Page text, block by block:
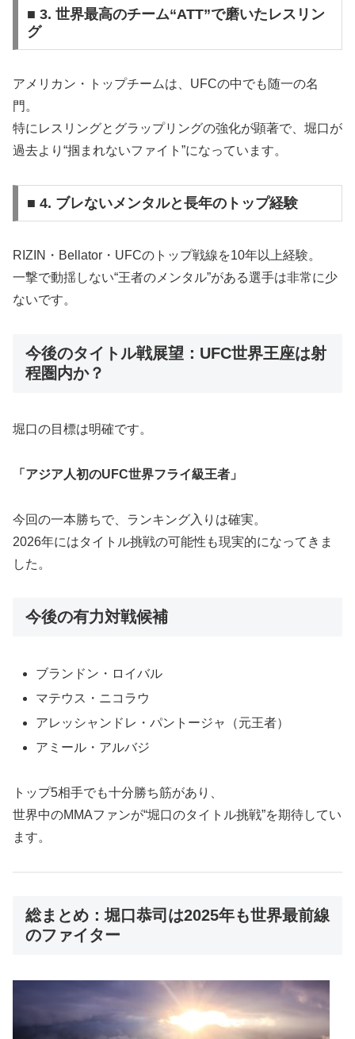
■ 3. 世界最高のチーム“ATT”で磨いたレスリン
グ
アメリカン・トップチームは、UFCの中でも随一の名
門。
特にレスリングとグラップリングの強化が顕著で、堀口が
過去より“掴まれないファイト”になっています。
■ 4. ブレないメンタルと長年のトップ経験
RIZIN・Bellator・UFCのトップ戦線を10年以上経験。
一撃で動揺しない“王者のメンタル”がある選手は非常に少
ないです。
今後のタイトル戦展望：UFC世界王座は射
程圏内か？
堀口の目標は明確です。
「アジア人初のUFC世界フライ級王者」
今回の一本勝ちで、ランキング入りは確実。
2026年にはタイトル挑戦の可能性も現実的になってきま
した。
今後の有力対戦候補
ブランドン・ロイバル
マテウス・ニコラウ
アレッシャンドレ・パントージャ（元王者）
アミール・アルバジ
トップ5相手でも十分勝ち筋があり、
世界中のMMAファンが“堀口のタイトル挑戦”を期待してい
ます。
総まとめ：堀口恭司は2025年も世界最前線
のファイター